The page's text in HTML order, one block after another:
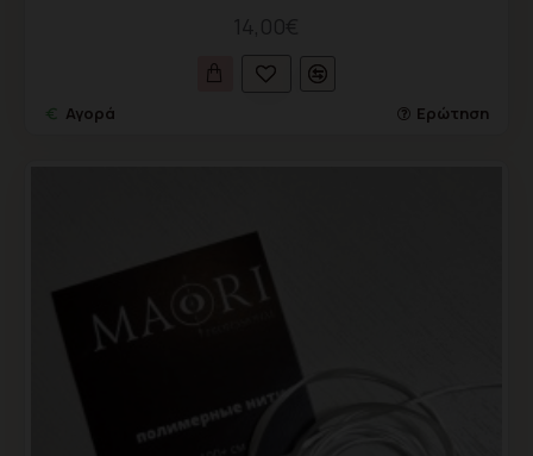
Αγορά Ερώτηση